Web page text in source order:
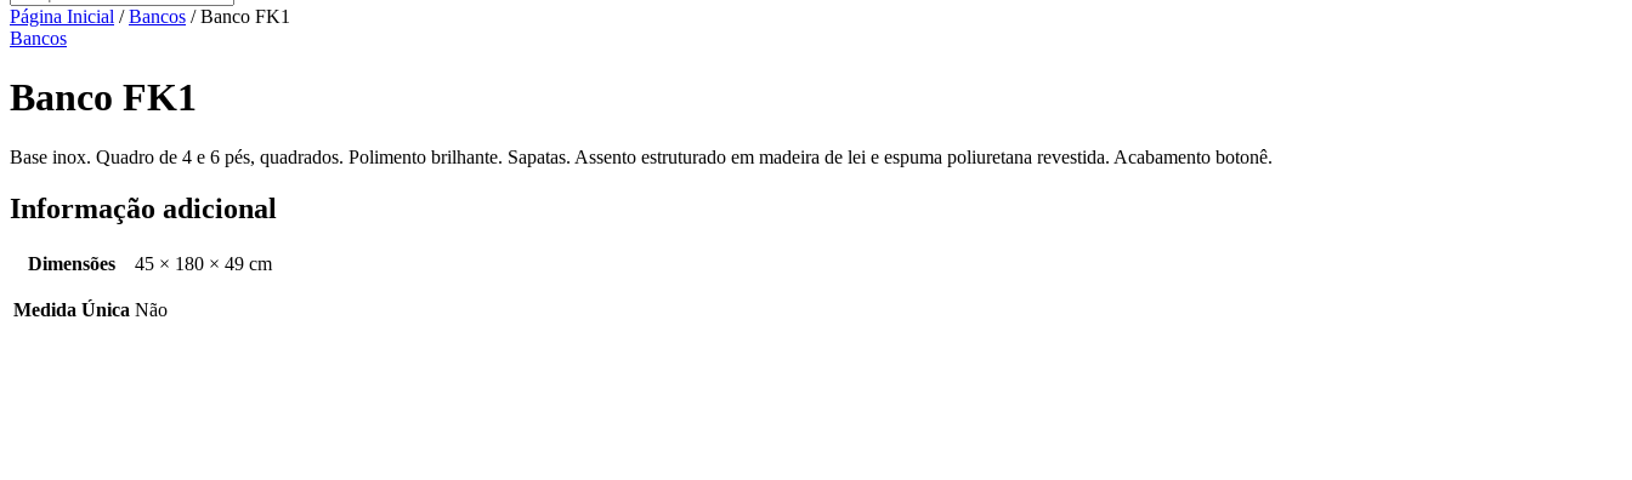
Página Inicial /Bancos / Banco FK1
Bancos
Banco FK1
Base inox. Quadro de 4 e 6 pés, quadrados. Polimento brilhante. Sapatas. Assento estruturado em madeira de lei e espuma poliuretana revestida. Acabamento botonê.
Informação adicional
Dimensões 45 × 180 × 49 cm
Medida Única Não